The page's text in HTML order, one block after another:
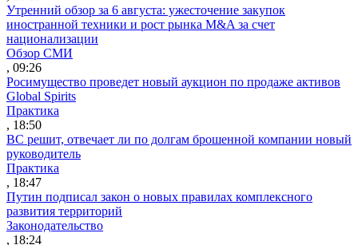
Утренний обзор за 6 августа: ужесточение закупок
иностранной техники и рост рынка M&A за счет
национализации
Обзор СМИ
, 09:26
Росимущество проведет новый аукцион по продаже активов
Global Spirits
Практика
, 18:50
ВС решит, отвечает ли по долгам брошенной компании новый
руководитель
Практика
, 18:47
Путин подписал закон о новых правилах комплексного
развития территорий
Законодательство
, 18:24